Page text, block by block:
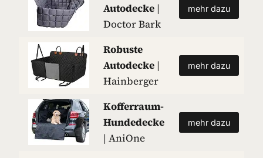
Autodecke |
Doctor Bark
mehr dazu
Robuste
Autodecke |
Hainberger
mehr dazu
Kofferraum-
Hundedecke
| AniOne
mehr dazu